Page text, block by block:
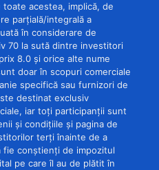
acestea, implică, de
parțială/integrală a
în considerare de
70 la sută dintre investitori
8.0 și orice alte nume
doar în scopuri comerciale
specifică sau furnizori de
destinat exclusiv
iar toți participanții sunt
și condițiile și pagina de
terți înainte de a
conștienți de impozitul
pe care îl au de plătit în